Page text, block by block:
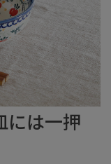
には一押